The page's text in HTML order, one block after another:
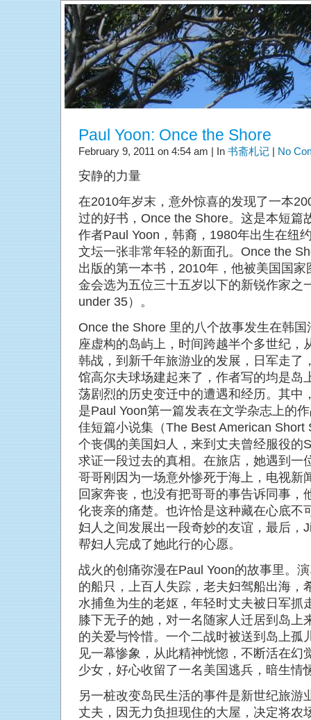
Paul Yoon: Once the Shore
February 9, 2011 on 4:54 am | In 书斋札记| No
安静的力量
在2010年岁末，意外惊喜的发现了一本
过的好书，Once the Shore。这是本短篇
作者Paul Yoon，韩裔，1980年出生在纽
文坛一张非常年轻的新面孔。Once the
出版的第一本书，2010年，他被美国国家
金会选为五位三十五岁以下的新锐作家之
under 35）。
Once the Shore 里的八个故事发生在韩国
座虚构的岛屿上，时间跨越半个多世纪，
韩战，到新千年旅游业的发展，日军走了
馆高尔夫球场建起来了，作者写的均是岛
荡剧烈的历史变迁中的遭遇和经历。其中
是Paul Yoon第一篇发表在文学杂志上的
佳短篇小说集（The Best American Short
个丧偶的美国妇人，来到丈夫曾经服役的
求证一段过去的真相。在旅店，她遇到一
哥哥刚因为一场意外惨死于海上，电视新
回家奔丧，也没有把哥哥的事告诉同事，
化丧亲的痛楚。也许恰是这种藏在心底不
妇人之间发展出一段奇妙的友谊，最后，
帮妇人完成了她此行的心愿。
战火的创痛弥漫在Paul Yoon的故事里。
的船只，上百人失踪，老夫妇驾船出海，
水捕鱼为生的老妪，年轻时丈夫被日军抓
膝下无子的她，对一名随家人迁居到岛上
的关爱与怜惜。一个二战时被送到岛上孤
见一幕惨象，从此精神恍惚，不断活在幻
少女，好心收留了一名美国逃兵，暗生情
另一桩改变岛民生活的事件是新世纪旅游
丈夫，因无力负担现住的大屋，决定将农